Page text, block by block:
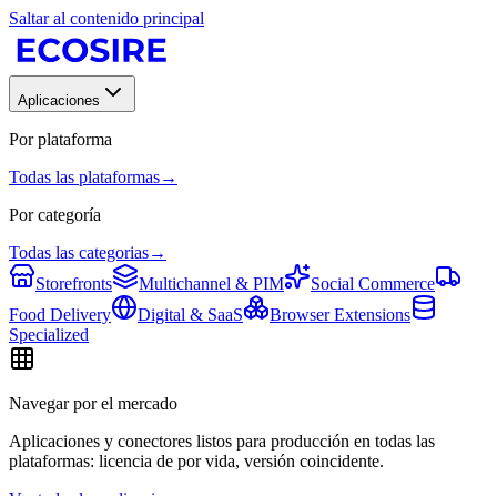
Saltar al contenido principal
Aplicaciones
Por plataforma
Todas las plataformas→
Por categoría
Todas las categorias→
Storefronts
Multichannel & PIM
Social Commerce
Food Delivery
Digital & SaaS
Browser Extensions
Specialized
Navegar por el mercado
Aplicaciones y conectores listos para producción en todas las
plataformas: licencia de por vida, versión coincidente.